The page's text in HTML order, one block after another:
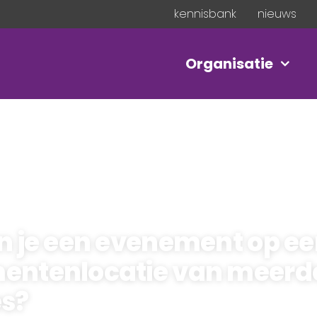
kennisbank nieuws
Organisatie
je een evenement op
van